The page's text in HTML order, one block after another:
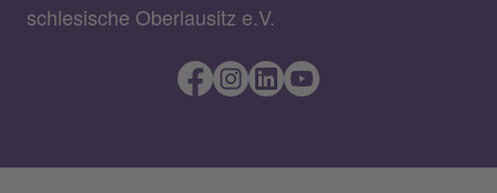
schlesische Oberlausitz e.V.